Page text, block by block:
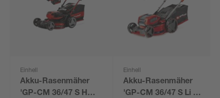
Einhell
Akku-Rasenmäher
'GP-CM 36/47 S HW
Einhell
Akku-Rasenmäher
'GP-CM 36/47 S Li BL'